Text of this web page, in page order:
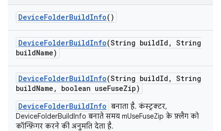
DeviceFolderBuildInfo()
DeviceFolderBuildInfo(String buildId , String
buildName)
DeviceFolderBuildInfo(String buildId , String
buildName , boolean useFuseZip)
DeviceFolderBuildInfo बनाता है. कंस्ट्रक्टर,
DeviceFolderBuildInfo बनाते समय mUseFuseZip के फ़्लैग को
कॉन्फ़िगर करने की अनुमति देता है.